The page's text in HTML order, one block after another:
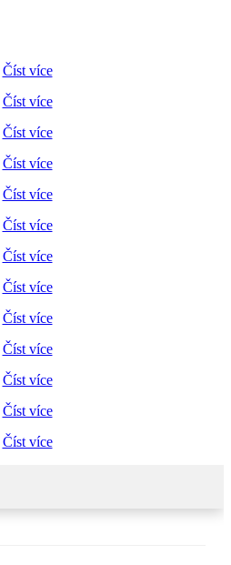
Číst více
Číst více
Číst více
Číst více
Číst více
Číst více
Číst více
Číst více
Číst více
Číst více
Číst více
Číst více
Číst více